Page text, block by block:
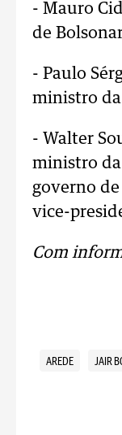
- Mauro
de
- Paulo
ministro da
- Walter
ministro da
governo
vice-
Com
AREDE JAIR